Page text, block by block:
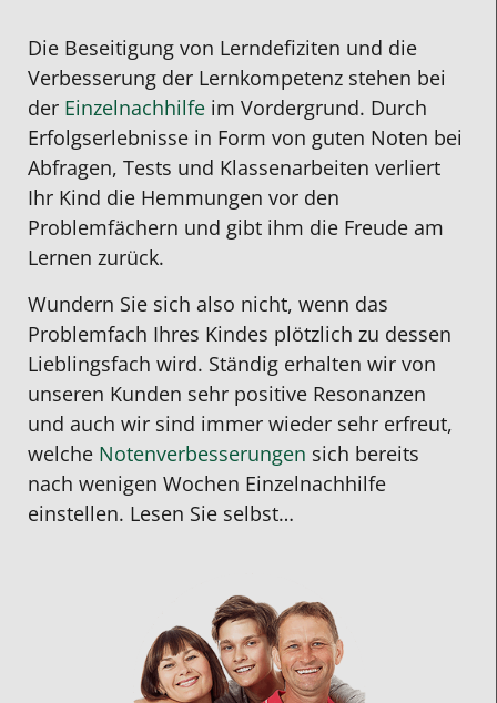
Die Beseitigung von Lerndefiziten und die
Verbesserung der Lernkompetenz stehen bei
der Einzelnachhilfe im Vordergrund. Durch
Erfolgserlebnisse in Form von guten Noten bei
Abfragen, Tests und Klassenarbeiten verliert
Ihr Kind die Hemmungen vor den
Problemfächern und gibt ihm die Freude am
Lernen zurück.
Wundern Sie sich also nicht, wenn das
Problemfach Ihres Kindes plötzlich zu dessen
Lieblingsfach wird. Ständig erhalten wir von
unseren Kunden sehr positive Resonanzen
und auch wir sind immer wieder sehr erfreut,
welche Notenverbesserungen sich bereits
nach wenigen Wochen Einzelnachhilfe
einstellen. Lesen Sie selbst…